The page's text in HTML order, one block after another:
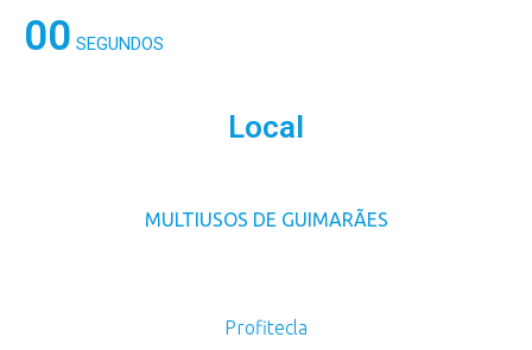
00 SEGUNDOS
Local
MULTIUSOS DE GUIMARÃES
Profitecla